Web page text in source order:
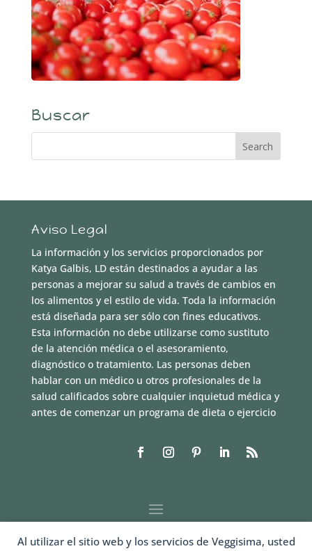
Al utilizar el sitio web y los servicios de Veggisima, usted
Buscar
Aviso Legal
La información y los servicios proporcionados por
Katya Galbis, LD están destinados a ayudar a las
personas a mejorar su salud a través de cambios en
los alimentos y el estilo de vida. Toda la información
está diseñada para ser sólo con fines educativos.
Esta información no debe utilizarse como sustituto
de la atención médica o el asesoramiento,
diagnóstico o tratamiento. Las personas deben
hablar con un médico u otros profesionales de la
salud calificados sobre cualquier inquietud médica y
antes de comenzar un programa de dieta o ejercicio